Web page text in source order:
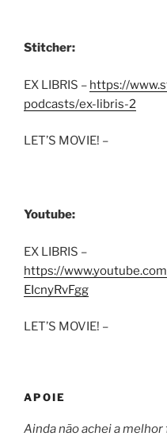
Stitcher:
EX LIBRIS – https://
podcasts/ex-libris-2
LET’S MOVIE! –
Youtube:
EX LIBRIS –
https://
EIcnyRvFgg
LET’S MOVIE! –
APOIE
Ainda não achei a